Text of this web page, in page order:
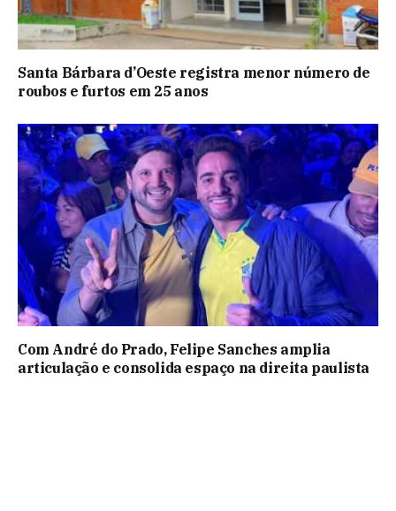
Santa Bárbara d’Oeste registra menor número de
roubos e furtos em 25 anos
Com André do Prado, Felipe Sanches amplia
articulação e consolida espaço na direita paulista